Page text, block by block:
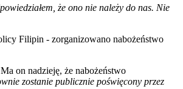
że ono nie należy do nas. Nie
Filipin - zorganizowano nabożeństwo
on nadzieję, że nabożeństwo
zostanie publicznie poświęcony przez